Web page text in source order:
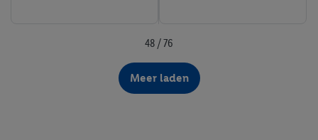
48 / 76
Meer laden